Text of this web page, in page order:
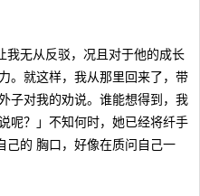
我无从反驳，况且对于他的成长
。就这样，我从那里回来了，带
子对我的劝说。谁能想得到，我
呢？」不知何时，她已经将纤手
己的 胸口，好像在质问自己一